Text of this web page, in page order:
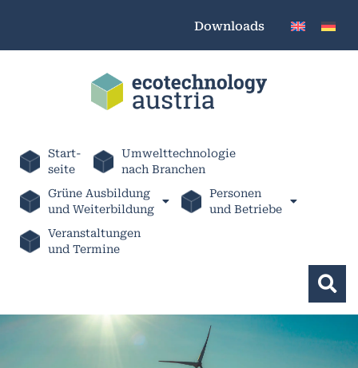
Downloads
Start-
seite
Umwelttechnologie
nach Branchen
Grüne Ausbildung
und Weiterbildung
Personen
und Betriebe
Veranstaltungen
und Termine